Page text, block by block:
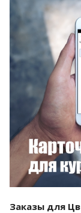
Заказы для